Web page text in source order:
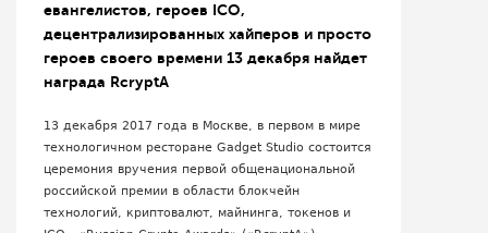
евангелистов, героев ICO,
децентрализированных хайперов и просто
героев своего времени 13 декабря найдет
награда RcryptA
13 декабря 2017 года в Москве, в первом в мире
технологичном ресторане Gadget Studio состоится
церемония вручения первой общенациональной
российской премии в области блокчейн
технологий, криптовалют, майнинга, токенов и